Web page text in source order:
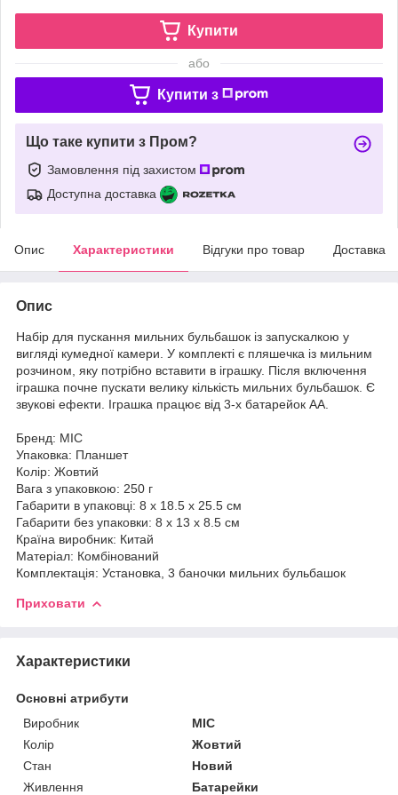
Купити
або
Купити з
Що таке купити з Пром?
Замовлення під захистом
Доступна доставка
Опис Характеристики Відгуки про товар Доставка
Опис
Набір для пускання мильних бульбашок із запускалкою у
вигляді кумедної камери. У комплекті є пляшечка із мильним
розчином, яку потрібно вставити в іграшку. Після включення
іграшка почне пускати велику кількість мильних бульбашок. Є
звукові ефекти. Іграшка працює від 3-х батарейок АА.
Бренд: MIC
Упаковка: Планшет
Колір: Жовтий
Вага з упаковкою: 250 г
Габарити в упаковці: 8 x 18.5 x 25.5 см
Габарити без упаковки: 8 x 13 x 8.5 см
Країна виробник: Китай
Матеріал: Комбінований
Комплектація: Установка, 3 баночки мильних бульбашок
Приховати
Характеристики
Основні атрибути
Виробник
МІС
Колір
Жовтий
Стан
Новий
Живлення
Батарейки